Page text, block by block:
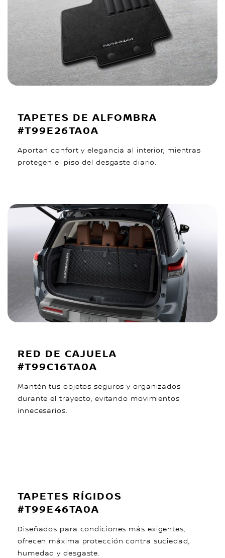
TAPETES DE ALFOMBRA
#T99E26TA0A
Aportan confort y elegancia al interior, mientras
protegen el piso del desgaste diario.
RED DE CAJUELA
#T99C16TA0A
Mantén tus objetos seguros y organizados
durante el trayecto, evitando movimientos
innecesarios.
TAPETES RÍGIDOS
#T99E46TA0A
Diseñados para condiciones más exigentes,
ofrecen máxima protección contra suciedad,
humedad y desgaste.